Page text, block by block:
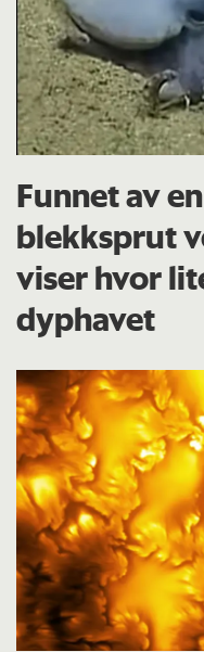
Funnet av
blekksprut
viser hvor
dyphavet